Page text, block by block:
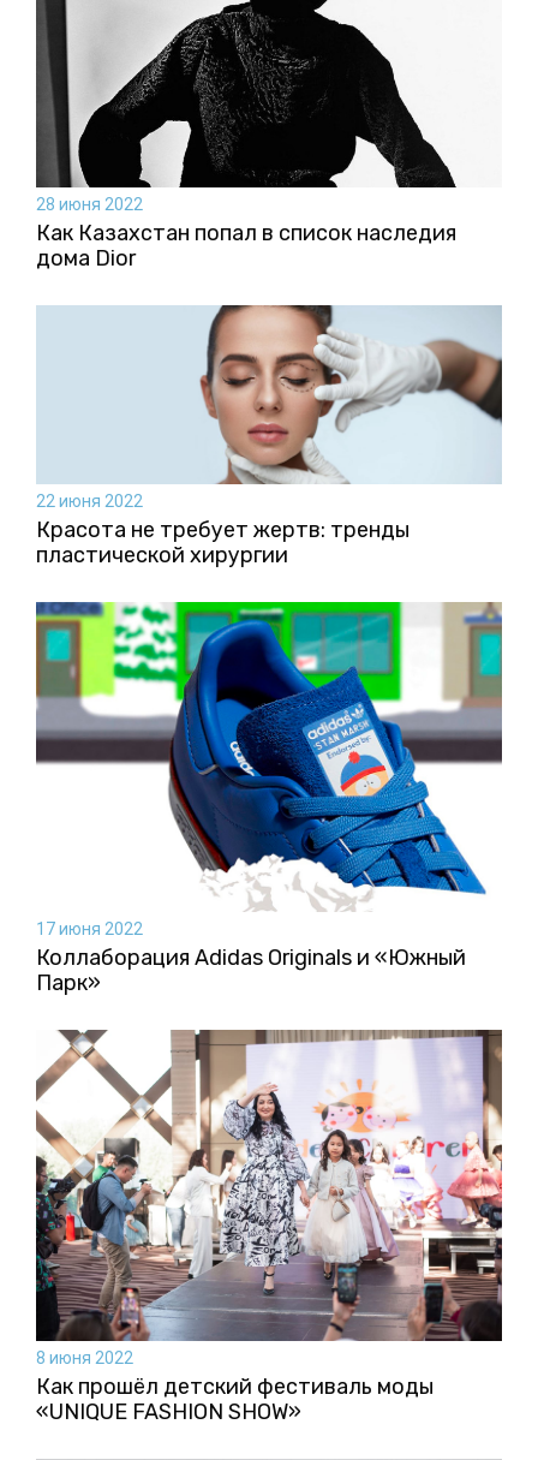
28 июня 2022
Как Казахстан попал в список наследия
дома Dior
22 июня 2022
Красота не требует жертв: тренды
пластической хирургии
17 июня 2022
Коллаборация Аdidas Originals и «Южный
Парк»
8 июня 2022
Как прошёл детский фестиваль моды
«UNIQUE FASHION SHOW»